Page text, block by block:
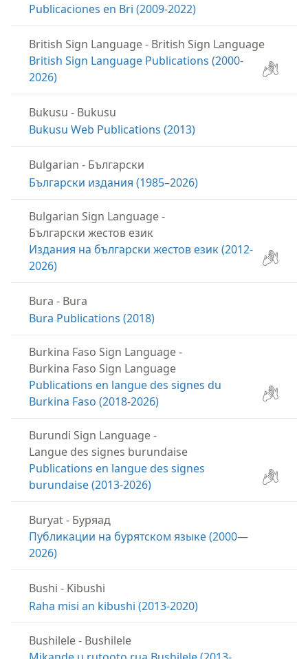
Publicaciones en Bri (2009-2022)
British Sign Language- British Sign Language
British Sign Language Publications (2000-
2026)
Bukusu - Bukusu
Bukusu Web Publications (2013)
Bulgarian - Български
Български издания (1985–2026)
Bulgarian Sign Language-
Български жестов език
Издания на български жестов език (2012-
2026)
Bura - Bura
Bura Publications (2018)
Burkina Faso Sign Language-
Burkina Faso Sign Language
Publications en langue des signes du
Burkina Faso (2018-2026)
Burundi Sign Language-
Langue des signes burundaise
Publications en langue des signes
burundaise (2013-2026)
Buryat- Буряад
Публикации на бурятском языке (2000—
2026)
Bushi - Kibushi
Raha misi an kibushi (2013-2020)
Bushilele- Bushilele